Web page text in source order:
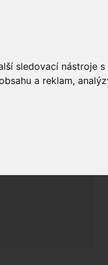
sledovací nástroje s
a reklam,
kalhotky
plavky